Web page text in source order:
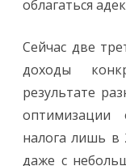
облагаться
Сейчас две
доходы
результате
оптимизации
налога лишь в
даже с